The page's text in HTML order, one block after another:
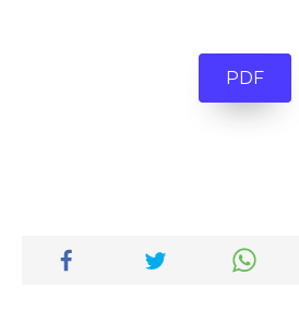
PDF